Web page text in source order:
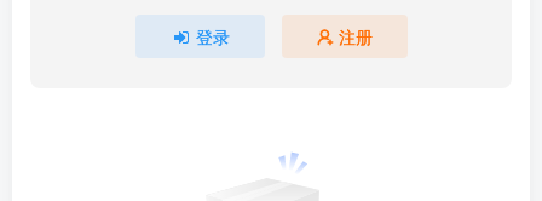
登录 注册